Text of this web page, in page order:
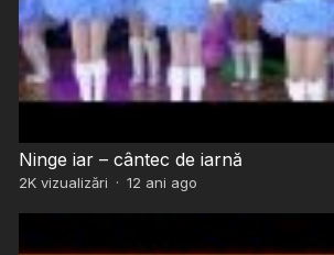
Ninge iar – cântec de iarnă
2Kvizualizări · 12 ani ago